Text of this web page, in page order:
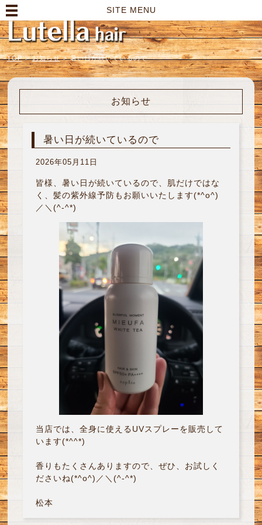
SITE MENU
TOP > お知らせ > 暑い日が続いているので
お知らせ
暑い日が続いているので
2026年05月11日
皆様、暑い日が続いているので、肌だけではな
く、髪の紫外線予防もお願いいたします(*^o^)
／＼(^-^*)
当店では、全身に使えるUVスプレーを販売して
います(*^^*)
香りもたくさんありますので、ぜひ、お試しく
ださいね(*^o^)／＼(^-^*)
松本